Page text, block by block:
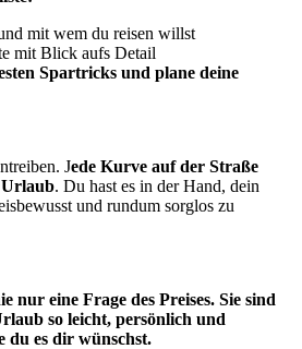
mit wem du reisen willst
mit Blick aufs Detail
Spartricks und plane deine
Jede Kurve auf der Straße
Urlaub. Du hast es in der Hand, dein
und rundum sorglos zu
nur eine Frage des Preises. Sie sind
so leicht, persönlich und
du es dir wünschst.